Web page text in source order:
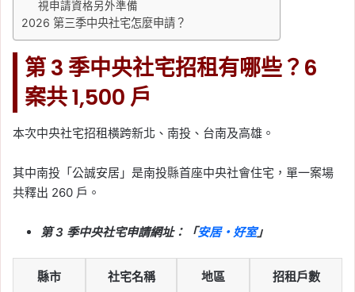
視申請資格另外準備
2026 第三季中央社宅怎麼申請？
第 3 季中央社宅招租有哪些？6
案共 1,500 戶
本次中央社宅招租橫跨新北、南投、台南及高雄。
其中南投「公誠安居」是南投縣首座中央社會住宅，單一案場
共釋出 260 戶。
第 3 季中央社宅申請網址：「安居・好室」
縣市 社宅名稱 地區 招租戶數